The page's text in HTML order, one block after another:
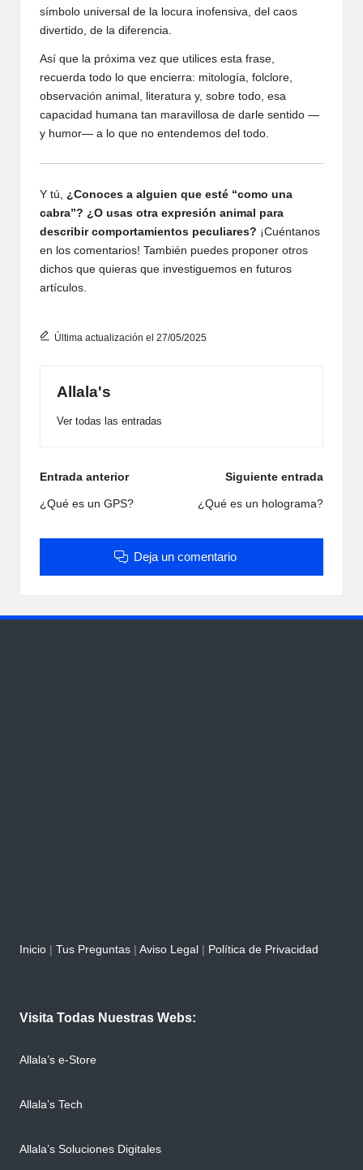
símbolo universal de la locura inofensiva, del caos
divertido, de la diferencia.
Así que la próxima vez que utilices esta frase,
recuerda todo lo que encierra: mitología, folclore,
observación animal, literatura y, sobre todo, esa
capacidad humana tan maravillosa de darle sentido —
y humor— a lo que no entendemos del todo.
Y tú, ¿Conoces a alguien que esté “como una
cabra”? ¿O usas otra expresión animal para
describir comportamientos peculiares? ¡Cuéntanos
en los comentarios! También puedes proponer otros
dichos que quieras que investiguemos en futuros
artículos.
Última actualización el 27/05/2025
Allala's
Ver todas las entradas
Navegación
de
entradas
Entrada anterior
¿Qué es un GPS?
Siguiente entrada
¿Qué es un holograma?
Deja un comentario
Inicio Tus Preguntas Aviso Legal Política de Privacidad
Visita Todas Nuestras Webs:
Allala’s e-Store
Allala’s Tech
Allala’s Soluciones Digitales